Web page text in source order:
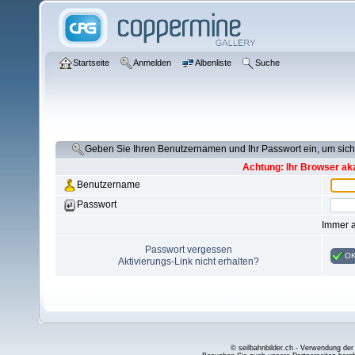
Startseite Anmelden Albenliste Suche
Geben Sie Ihren Benutzernamen und Ihr Passwort ein, um
Achtung: Ihr Browser
Benutzername
Passwort
Immer
Passwort vergessen
Aktivierungs-Link nicht erhalten?
© seilbahnbilder.ch - Verwendung